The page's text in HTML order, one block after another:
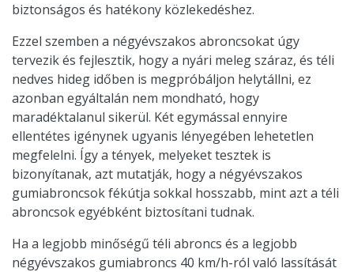
biztonságos és hatékony közlekedéshez.
Ezzel szemben a négyévszakos abroncsokat úgy
tervezik és fejlesztik, hogy a nyári meleg száraz, és téli
nedves hideg időben is megpróbáljon helytállni, ez
azonban egyáltalán nem mondható, hogy
maradéktalanul sikerül. Két egymással ennyire
ellentétes igénynek ugyanis lényegében lehetetlen
megfelelni. Így a tények, melyeket tesztek is
bizonyítanak, azt mutatják, hogy a négyévszakos
gumiabroncsok fékútja sokkal hosszabb, mint azt a téli
abroncsok egyébként biztosítani tudnak.
Ha a legjobb minőségű téli abroncs és a legjobb
négyévszakos gumiabroncs 40 km/h-ról való lassítását